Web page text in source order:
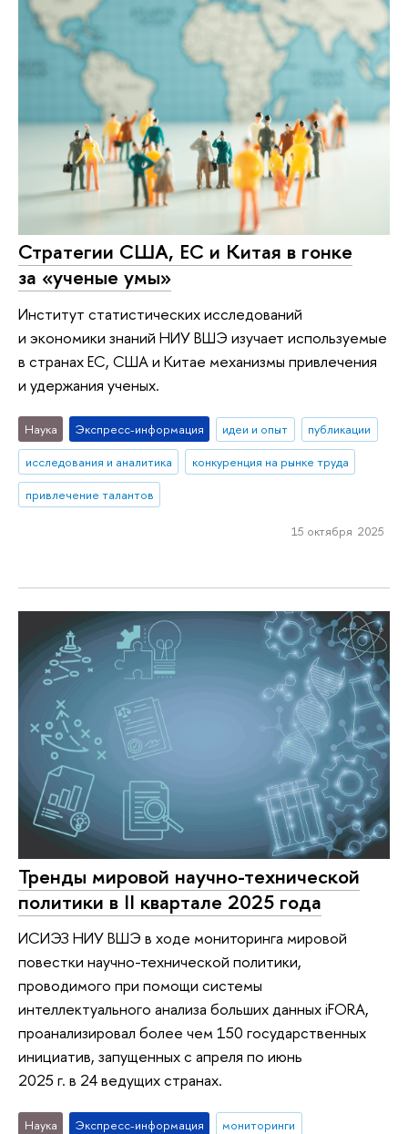
Стратегии США, ЕС и Китая в гонке
за «ученые умы»
Институт статистических исследований
и экономики знаний НИУ ВШЭ изучает используемые
в странах ЕС, США и Китае механизмы привлечения
и удержания ученых.
Наука Экспресс-информация идеи и опыт
публикации
исследования и аналитика
конкуренция на рынке труда
привлечение талантов
15 октября 2025
Тренды мировой научно-технической
политики в II квартале 2025 года
ИСИЭЗ НИУ ВШЭ в ходе мониторинга мировой
повестки научно-технической политики,
проводимого при помощи системы
интеллектуального анализа больших данных iFORA,
проанализировал более чем 150 государственных
инициатив, запущенных с апреля по июнь
2025 г. в 24 ведущих странах.
Наука Экспресс-информация
мониторинги